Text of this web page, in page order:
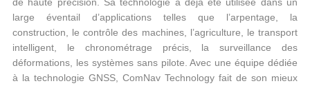
large éventail d’applications telles que l’arpentage, la
construction, le contrôle des machines, l’agriculture, le transport
intelligent, le chronométrage précis, la surveillance des
déformations, les systèmes sans pilote. Avec une équipe dédiée
à la technologie GNSS, ComNav Technology fait de son mieux